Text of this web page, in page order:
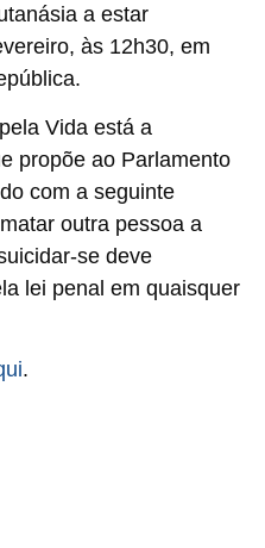
a estar
às 12h30, em
Vida está a
propõe ao Parlamento
com a seguinte
outra pessoa a
se deve
lei penal em quaisquer
.